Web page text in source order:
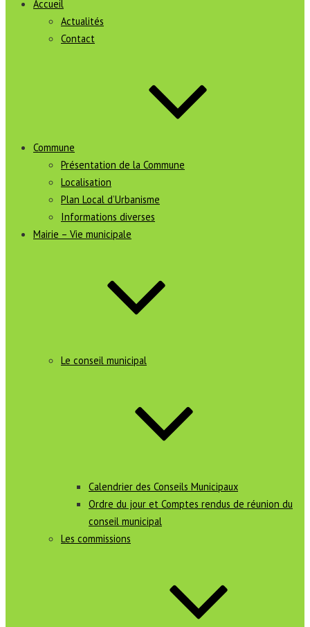
Accueil
Actualités
Contact
Commune
Présentation de la Commune
Localisation
Plan Local d’Urbanisme
Informations diverses
Mairie – Vie municipale
Le conseil municipal
Calendrier des Conseils Municipaux
Ordre du jour et Comptes rendus de réunion du
conseil municipal
Les commissions